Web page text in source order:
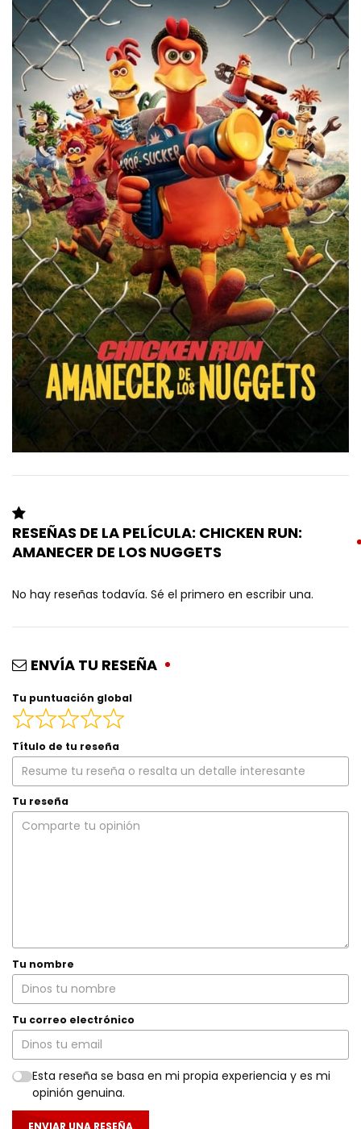
RESEÑAS DE LA PELÍCULA: CHICKEN RUN:
AMANECER DE LOS NUGGETS
No hay reseñas todavía. Sé el primero en escribir una.
ENVÍA TU RESEÑA
Tu puntuación global
Título de tu reseña
Tu reseña
Tu nombre
Tu correo electrónico
Esta reseña se basa en mi propia experiencia y es mi
opinión genuina.
ENVIAR UNA RESEÑA